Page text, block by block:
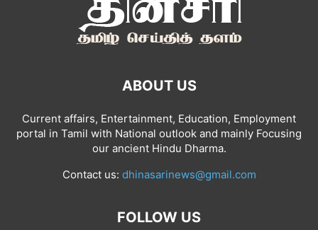
ABOUT US
Current affairs, Entertainment, Education, Employment
portal in Tamil with National outlook and mainly Focusing
our ancient Hindu Dharma.
Contact us: dhinasarinews@gmail.com
FOLLOW US